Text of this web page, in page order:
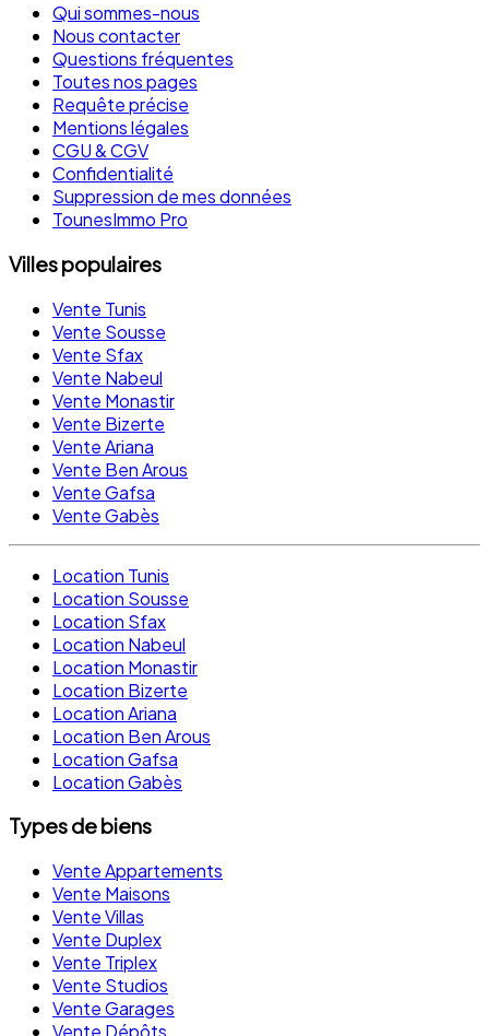
Qui sommes-nous
Nous contacter
Questions fréquentes
Toutes nos pages
Requête précise
Mentions légales
CGU & CGV
Confidentialité
Suppression de mes données
TounesImmo Pro
Villes populaires
Vente Tunis
Vente Sousse
Vente Sfax
Vente Nabeul
Vente Monastir
Vente Bizerte
Vente Ariana
Vente Ben Arous
Vente Gafsa
Vente Gabès
Location Tunis
Location Sousse
Location Sfax
Location Nabeul
Location Monastir
Location Bizerte
Location Ariana
Location Ben Arous
Location Gafsa
Location Gabès
Types de biens
Vente Appartements
Vente Maisons
Vente Villas
Vente Duplex
Vente Triplex
Vente Studios
Vente Garages
Vente Dépôts